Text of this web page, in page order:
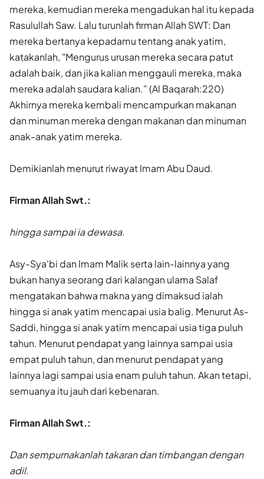
mereka, kemudian mereka mengadukan hal itu kepada
Rasulullah Saw. Lalu turunlah firman Allah SWT: Dan
mereka bertanya kepadamu tentang anak yatim,
katakanlah, "Mengurus urusan mereka secara patut
adalah baik, dan jika kalian menggauli mereka, maka
mereka adalah saudara kalian.” (Al Baqarah:220)
Akhirnya mereka kembali mencampurkan makanan
dan minuman mereka dengan makanan dan minuman
anak-anak yatim mereka.
Demikianlah menurut riwayat Imam Abu Daud.
Firman Allah Swt.:
hingga sampai ia dewasa.
Asy-Sya'bi dan Imam Malik serta lain-lainnya yang
bukan hanya seorang dari kalangan ulama Salaf
mengatakan bahwa makna yang dimaksud ialah
hingga si anak yatim mencapai usia balig. Menurut As-
Saddi, hingga si anak yatim mencapai usia tiga puluh
tahun. Menurut pendapat yang lainnya sampai usia
empat puluh tahun, dan menurut pendapat yang
lainnya lagi sampai usia enam puluh tahun. Akan tetapi,
semuanya itu jauh dari kebenaran.
Firman Allah Swt.:
Dan sempurnakanlah takaran dan timbangan dengan
adil.